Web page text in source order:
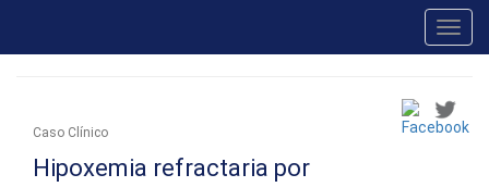
Caso Clínico
Hipoxemia refractaria por